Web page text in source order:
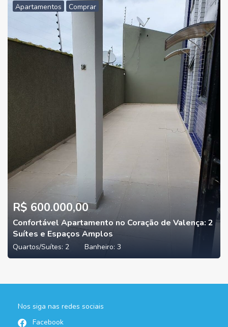
Apartamentos Comprar
R$ 600.000,00
Confortável Apartamento no Coração de Valença: 2
Suítes e Espaços Amplos
Quartos/Suítes: 2 Banheiro: 3
Nos siga nas redes sociais
Facebook